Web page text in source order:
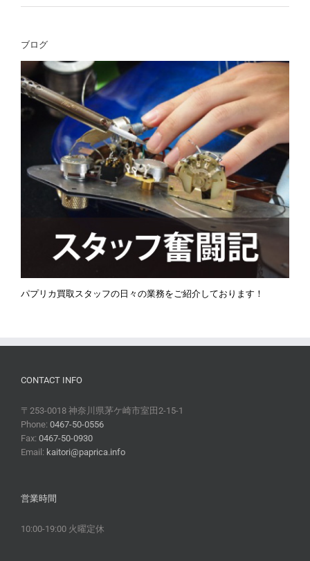
ブログ
パプリカ買取スタッフの日々の業務をご紹介しております！
CONTACT INFO
〒253-0018 神奈川県茅ケ崎市室田2-15-1
Phone: 0467-50-0556
Fax: 0467-50-0930
Email: kaitori@paprica.info
営業時間
10:00-19:00 火曜定休